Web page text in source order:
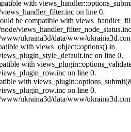
with
on line 0.
be compatible with
ukraina3d/data/www/
with views_object::options() in
on line 0.
with
on line 0.
with
on line 0.
ukraina3d/data/www/